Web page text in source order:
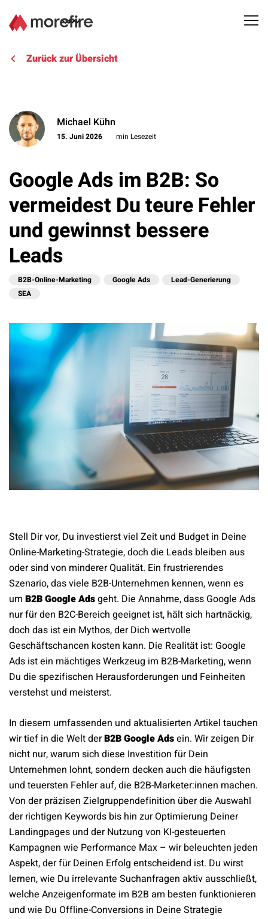
Lösungen
Über uns
Newsletter
Kontakt
Zurück zur Übersicht
Michael Kühn
15. Juni 2026 min Lesezeit
Google Ads im B2B: So
vermeidest Du teure Fehler
und gewinnst bessere
Leads
B2B-Online-Marketing Google Ads
Lead-Generierung
SEA
Stell Dir vor, Du investierst viel Zeit und Budget in Deine
Online-Marketing-Strategie, doch die Leads bleiben aus
oder sind von minderer Qualität. Ein frustrierendes
Szenario, das viele B2B-Unternehmen kennen, wenn es
um B2B Google Adsgeht. Die Annahme, dass Google Ads
nur für den B2C-Bereich geeignet ist, hält sich hartnäckig,
doch das ist ein Mythos, der Dich wertvolle
Geschäftschancen kosten kann. Die Realität ist: Google
Ads ist ein mächtiges Werkzeug im B2B-Marketing, wenn
Du die spezifischen Herausforderungen und Feinheiten
verstehst und meisterst.
In diesem umfassenden und aktualisierten Artikel tauchen
wir tief in die Welt derB2B Google Adsein. Wir zeigen Dir
nicht nur, warum sich diese Investition für Dein
Unternehmen lohnt, sondern decken auch die häufigsten
und teuersten Fehler auf, die B2B-Marketer:innen machen.
Von der präzisen Zielgruppendefinition über die Auswahl
der richtigen Keywords bis hin zur Optimierung Deiner
Landingpages und der Nutzung von KI-gesteuerten
Kampagnen wie Performance Max – wir beleuchten jeden
Aspekt, der für Deinen Erfolg entscheidend ist. Du wirst
lernen, wie Du irrelevante Suchanfragen aktiv ausschließt,
welche Anzeigenformate im B2B am besten funktionieren
und wie Du Offline-Conversions in Deine Strategie